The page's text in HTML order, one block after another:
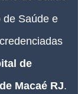
de Saúde e
de
Macaé RJ.